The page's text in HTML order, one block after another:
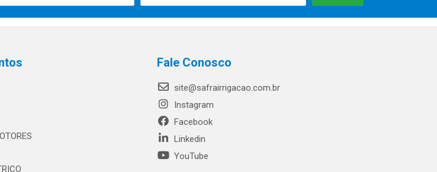
Fale Conosco
site@safrairrigacao.com.br
Instagram
Facebook
Linkedin
YouTube